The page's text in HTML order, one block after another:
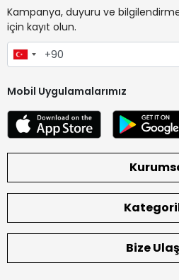
Kampanya, duyuru ve
için kayıt olun.
Mobil Uygulamalarımız
Bize